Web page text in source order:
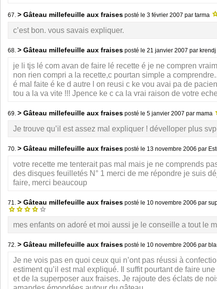
67. > Gâteau millefeuille aux fraises posté le 3 février 2007 par tarma
c’est bon. vous savais expliquer.
68. > Gâteau millefeuille aux fraises posté le 21 janvier 2007 par krendj
je li tjs lé com avan de faire lé recette é je ne compren
non rien compri a la recette,c pourtan simple a
é mal faite é ke d autre l on reusi c ke vou avai pa de
tou a la va vite !!! Jpence ke c ca la vrai raison de votre
69. > Gâteau millefeuille aux fraises posté le 5 janvier 2007 par mama
Je trouve qu’il est assez mal expliquer ! dévelloper plus
70. > Gâteau millefeuille aux fraises posté le 13 novembre 2006 par
votre recette me tenterait pas mal mais je ne comprends
des disques feuilletés N° 1 merci de me répondre je suis
faire, merci beaucoup
71. > Gâteau millefeuille aux fraises posté le 10 novembre 2006 par
mes enfants on adoré et moi aussi je le conseille a tout le
72. > Gâteau millefeuille aux fraises posté le 10 novembre 2006 par
Je ne vois pas en quoi ceux qui n’ont pas réussi à
estiment qu’il est mal expliqué. Il suffit pourtant de faire
et de la superposer aux fraises. Je rajoute des éclats de